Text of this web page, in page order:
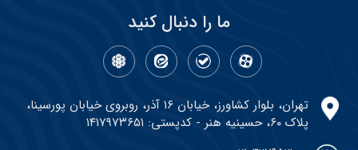
ما را دنبال کنید
تهران، بلوار کشاورز، خیابان ۱۶ آذر، روبروی خیابان پورسینا،
پلاک ۶۰، حسینیه هنر - کدپستی: ۱۴۱۷۹۷۳۶۵۱